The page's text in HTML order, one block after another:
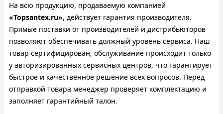
На всю продукцию, продаваемую компанией
«Topsantex.ru», действует гарантия производителя.
Прямые поставки от производителей и дистрибьюторов
позволяют обеспечивать должный уровень сервиса. Наш
товар сертифицирован, обслуживание происходит только
у авторизированных сервисных центров, что гарантирует
быстрое и качественное решение всех вопросов. Перед
отправкой товара менеджер проверяет комплектацию и
заполняет гарантийный талон.